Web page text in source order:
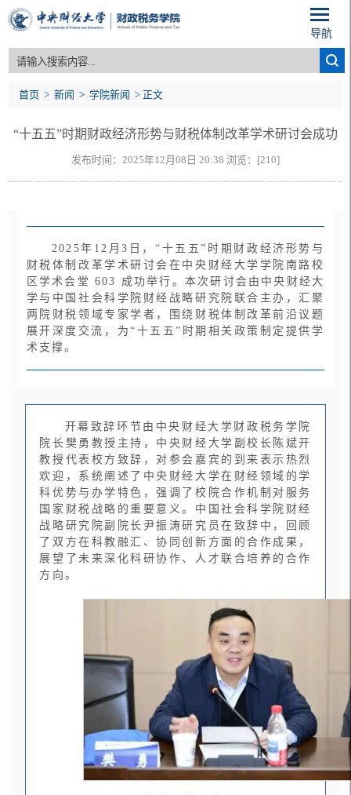
导航
首页 > 新闻 > 学院新闻 > 正文
“十五五”时期财政经济形势与财税体制改革学术研讨会成功
举办
发布时间：2025年12月08日 20:38 浏览：[210]
2025年12月3日，“十五五”时期财政经济形势与
财税体制改革学术研讨会在中央财经大学学院南路校
区学术会堂 603 成功举行。本次研讨会由中央财经大
学与中国社会科学院财经战略研究院联合主办，汇聚
两院财税领域专家学者，围绕财税体制改革前沿议题
展开深度交流，为“十五五”时期相关政策制定提供学
术支撑。
开幕致辞环节由中央财经大学财政税务学院
院长樊勇教授主持，中央财经大学副校长陈斌开
教授代表校方致辞，对参会嘉宾的到来表示热烈
欢迎，系统阐述了中央财经大学在财经领域的学
科优势与办学特色，强调了校院合作机制对服务
国家财税战略的重要意义。中国社会科学院财经
战略研究院副院长尹振涛研究员在致辞中，回顾
了双方在科教融汇、协同创新方面的合作成果，
展望了未来深化科研协作、人才联合培养的合作
方向。